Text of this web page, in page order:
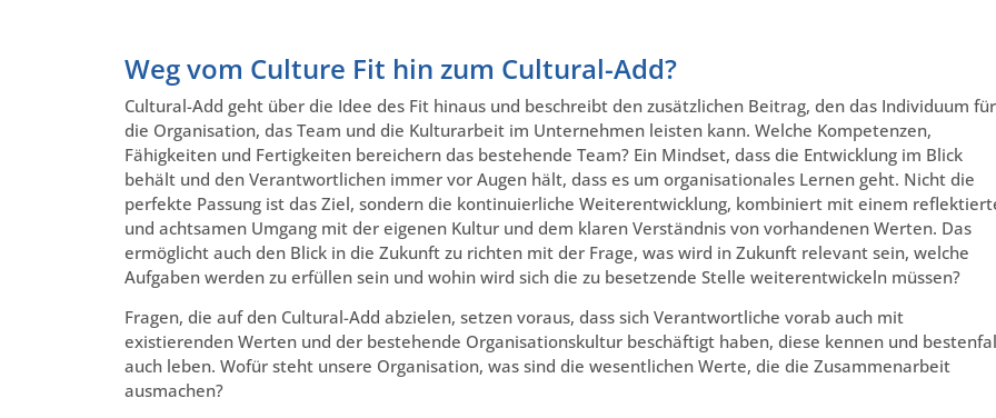
Weg vom Culture Fit hin zum Cultural-Add?
Cultural-Add geht über die Idee des Fit hinaus und beschreibt den zusätzlichen Beitrag, den das Individuum für
die Organisation, das Team und die Kulturarbeit im Unternehmen leisten kann. Welche Kompetenzen,
Fähigkeiten und Fertigkeiten bereichern das bestehende Team? Ein Mindset, dass die Entwicklung im Blick
behält und den Verantwortlichen immer vor Augen hält, dass es um organisationales Lernen geht. Nicht die
perfekte Passung ist das Ziel, sondern die kontinuierliche Weiterentwicklung, kombiniert mit einem
und achtsamen Umgang mit der eigenen Kultur und dem klaren Verständnis von vorhandenen Werten. Das
ermöglicht auch den Blick in die Zukunft zu richten mit der Frage, was wird in Zukunft relevant sein, welche
Aufgaben werden zu erfüllen sein und wohin wird sich die zu besetzende Stelle weiterentwickeln müssen?
Fragen, die auf den Cultural-Add abzielen, setzen voraus, dass sich Verantwortliche vorab auch mit
existierenden Werten und der bestehende Organisationskultur beschäftigt haben, diese kennen und
auch leben. Wofür steht unsere Organisation, was sind die wesentlichen Werte, die die Zusammenarbeit
ausmachen?